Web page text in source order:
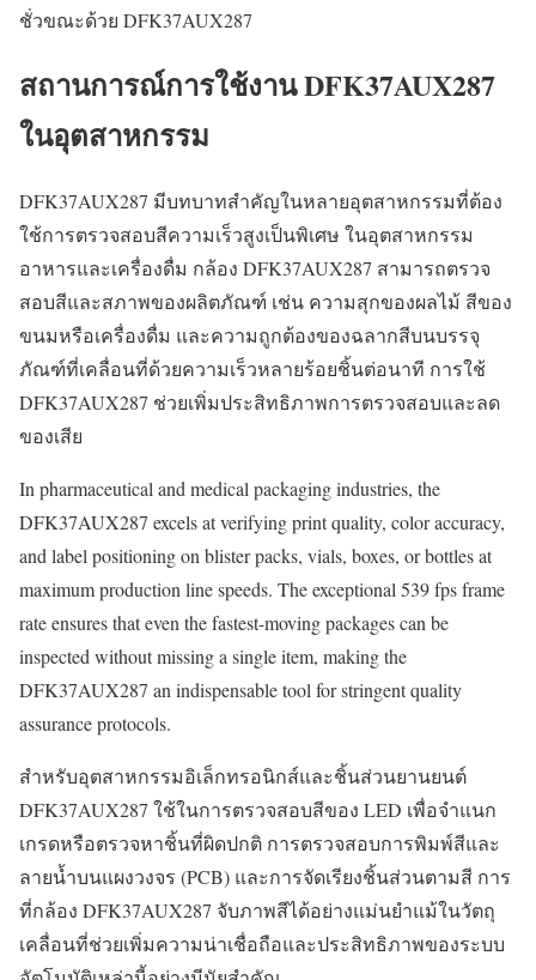
ชั่วขณะด้วย DFK37AUX287
สถานการณ์การใช้งาน DFK37AUX287
ในอุตสาหกรรม
DFK37AUX287 มีบทบาทสำคัญในหลายอุตสาหกรรมที่ต้อง
ใช้การตรวจสอบสีความเร็วสูงเป็นพิเศษ ในอุตสาหกรรม
อาหารและเครื่องดื่ม กล้อง DFK37AUX287 สามารถตรวจ
สอบสีและสภาพของผลิตภัณฑ์ เช่น ความสุกของผลไม้ สีของ
ขนมหรือเครื่องดื่ม และความถูกต้องของฉลากสีบนบรรจุ
ภัณฑ์ที่เคลื่อนที่ด้วยความเร็วหลายร้อยชิ้นต่อนาที การใช้
DFK37AUX287 ช่วยเพิ่มประสิทธิภาพการตรวจสอบและลด
ของเสีย
In pharmaceutical and medical packaging industries, the
DFK37AUX287 excels at verifying print quality, color accuracy,
and label positioning on blister packs, vials, boxes, or bottles at
maximum production line speeds. The exceptional 539 fps frame
rate ensures that even the fastest-moving packages can be
inspected without missing a single item, making the
DFK37AUX287 an indispensable tool for stringent quality
assurance protocols.
สำหรับอุตสาหกรรมอิเล็กทรอนิกส์และชิ้นส่วนยานยนต์
DFK37AUX287 ใช้ในการตรวจสอบสีของ LED เพื่อจำแนก
เกรดหรือตรวจหาชิ้นที่ผิดปกติ การตรวจสอบการพิมพ์สีและ
ลายน้ำบนแผงวงจร (PCB) และการจัดเรียงชิ้นส่วนตามสี การ
ที่กล้อง DFK37AUX287 จับภาพสีได้อย่างแม่นยำแม้ในวัตถุ
เคลื่อนที่ช่วยเพิ่มความน่าเชื่อถือและประสิทธิภาพของระบบ